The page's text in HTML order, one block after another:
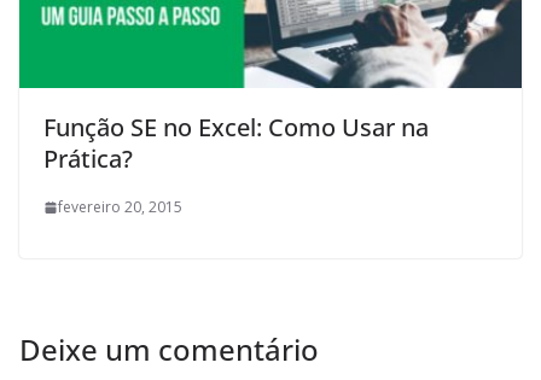
Função SE no Excel: Como Usar na
Prática?
fevereiro 20, 2015
Deixe um comentário